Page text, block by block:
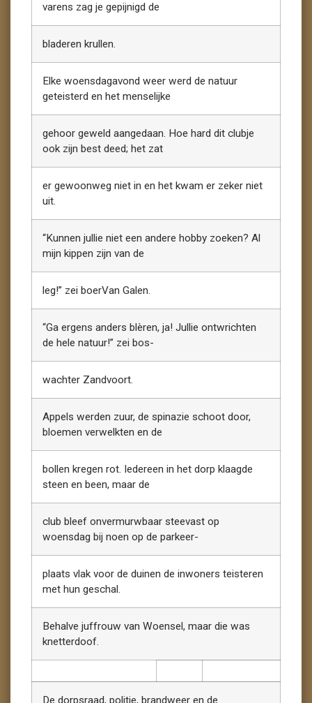
varens zag je gepijnigd de
bladeren krullen.
Elke woensdagavond weer werd de natuur
geteisterd en het menselijke
gehoor geweld aangedaan. Hoe hard dit clubje
ook zijn best deed; het zat
er gewoonweg niet in en het kwam er zeker niet
uit.
“Kunnen jullie niet een andere hobby zoeken? Al
mijn kippen zijn van de
leg!” zei boerVan Galen.
“Ga ergens anders blèren, ja! Jullie ontwrichten
de hele natuur!” zei bos-
wachter Zandvoort.
Appels werden zuur, de spinazie schoot door,
bloemen verwelkten en de
bollen kregen rot. Iedereen in het dorp klaagde
steen en been, maar de
club bleef onvermurwbaar steevast op
woensdag bij noen op de parkeer-
plaats vlak voor de duinen de inwoners teisteren
met hun geschal.
Behalve juffrouw van Woensel, maar die was
knetterdoof.
De dorpsraad, politie, brandweer en de